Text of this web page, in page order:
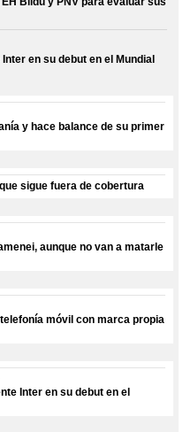
en su debut en el Mundial
y hace balance de su primer
sigue fuera de cobertura
aunque no van a matarle
móvil con marca propia
Inter en su debut en el